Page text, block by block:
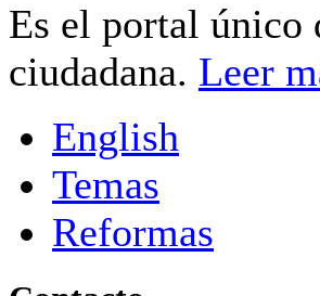
Es el portal
ciudadana. Leer
English
Temas
Reformas